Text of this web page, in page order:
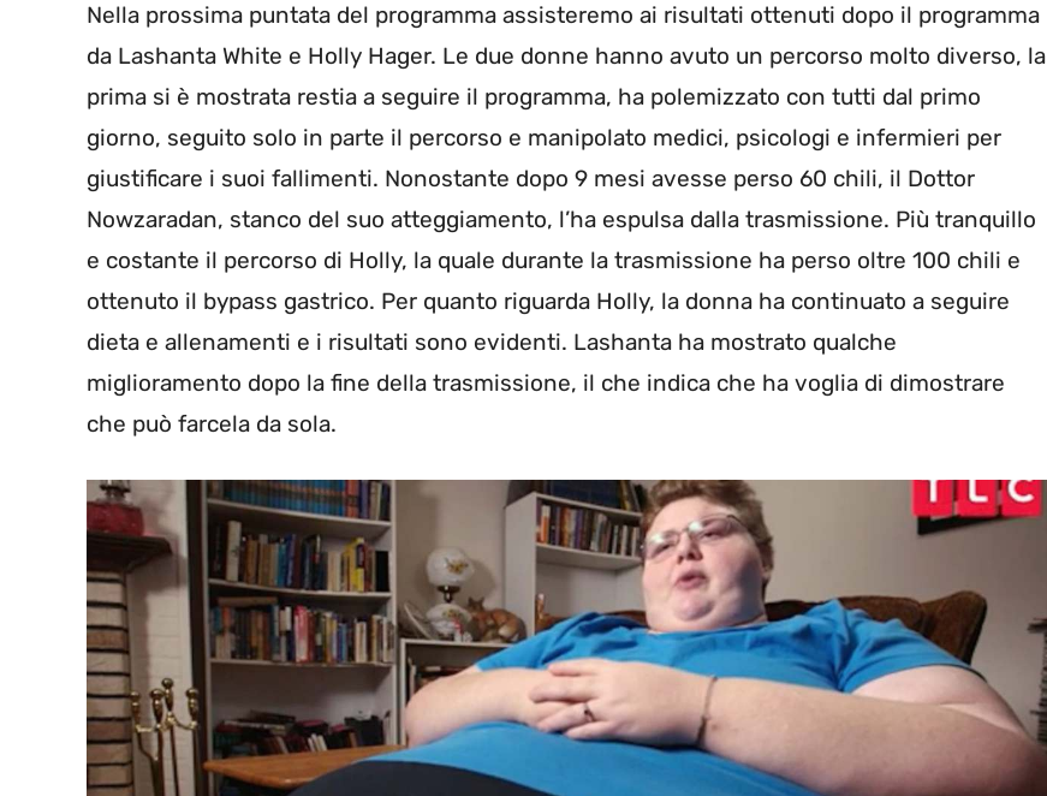
Nella prossima puntata del programma assisteremo ai risultati ottenuti dopo il programma
da Lashanta White e Holly Hager. Le due donne hanno avuto un percorso molto diverso, la
prima si è mostrata restia a seguire il programma, ha polemizzato con tutti dal primo
giorno, seguito solo in parte il percorso e manipolato medici, psicologi e infermieri per
giustificare i suoi fallimenti. Nonostante dopo 9 mesi avesse perso 60 chili, il Dottor
Nowzaradan, stanco del suo atteggiamento, l’ha espulsa dalla trasmissione. Più tranquillo
e costante il percorso di Holly, la quale durante la trasmissione ha perso oltre 100 chili e
ottenuto il bypass gastrico. Per quanto riguarda Holly, la donna ha continuato a seguire
dieta e allenamenti e i risultati sono evidenti. Lashanta ha mostrato qualche
miglioramento dopo la fine della trasmissione, il che indica che ha voglia di dimostrare
che può farcela da sola.